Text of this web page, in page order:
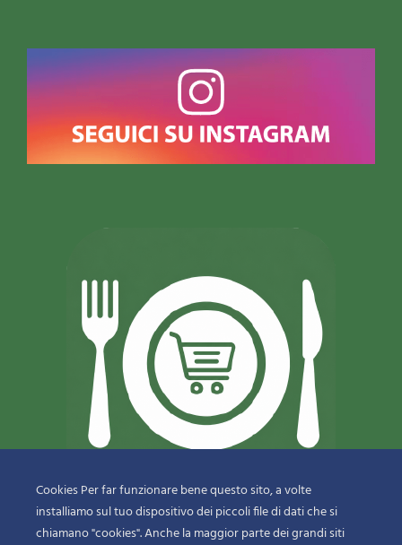
© 2018-2020 CopyrightSfizi & Delizie di Dragotto Gaetano & C.
Snc
Cookies Per far funzionare bene questo sito, a volte
installiamo sul tuo dispositivo dei piccoli file di dati che si
chiamano "cookies". Anche la maggior parte dei grandi siti